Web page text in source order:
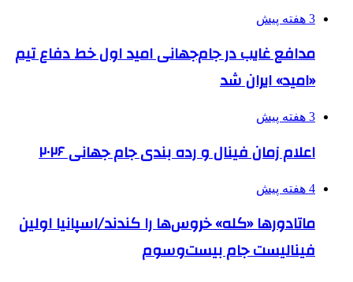
3 هفته پیش
مدافع غایب در جام‌جهانی امید اول خط دفاع تیم
«امید» ایران شد
3 هفته پیش
اعلام زمان فینال و رده بندی جام جهانی ۲۰۲۶
4 هفته پیش
ماتادورها «کله» خروس‌ها را کندند/اسپانیا اولین
فینالیست جام بیست‌وسوم